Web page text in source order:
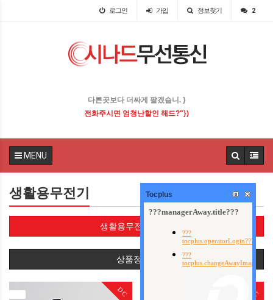
로그인 가입 정보찾기 2
다른곳보다 더싸게 팔겠습니다 .
전화주시면 엄청난할인 해드립니다!
MENU
생활용무전기
생활용무전기(16)
상품정렬
DC DC
Tocplus